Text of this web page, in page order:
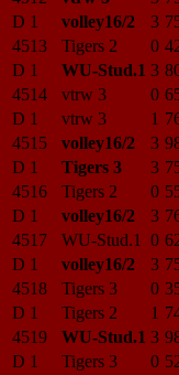
D 1
volley16/2 3
4513
Tigers 2 0
D 1
WU-Stud.1 3
4514
vtrw 3 0
D 1
vtrw 3 1
4515
volley16/2 3
D 1
Tigers 3 3
4516
Tigers 2 0
D 1
volley16/2 3
4517
WU-Stud.1 0
D 1
volley16/2 3
4518
Tigers 3 0
D 1
Tigers 2 1
4519
WU-Stud.1 3
D 1
Tigers 3 0